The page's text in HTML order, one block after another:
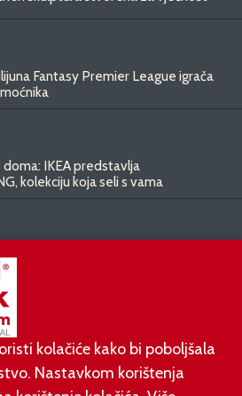
Fantasy Premier League igrača
IKEA predstavlja
kolekciju koja seli s vama
luksuznu limuzinu veću od
S-klase, obećava domet do 1.000
kolačiće kako bi poboljšala
Nastavkom korištenja